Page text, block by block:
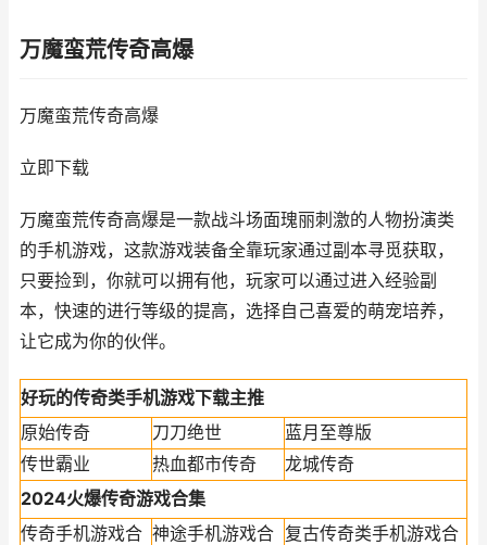
万魔蛮荒传奇高爆
万魔蛮荒传奇高爆
立即下载
万魔蛮荒传奇高爆是一款战斗场面瑰丽刺激的人物扮演类
的手机游戏，这款游戏装备全靠玩家通过副本寻觅获取，
只要捡到，你就可以拥有他，玩家可以通过进入经验副
本，快速的进行等级的提高，选择自己喜爱的萌宠培养，
让它成为你的伙伴。
好玩的传奇类手机游戏下载主推
原始传奇
刀刀绝世
蓝月至尊版
传世霸业
热血都市传奇
龙城传奇
2024火爆传奇游戏合集
传奇手机游戏合 神途手机游戏合 复古传奇类手机游戏合